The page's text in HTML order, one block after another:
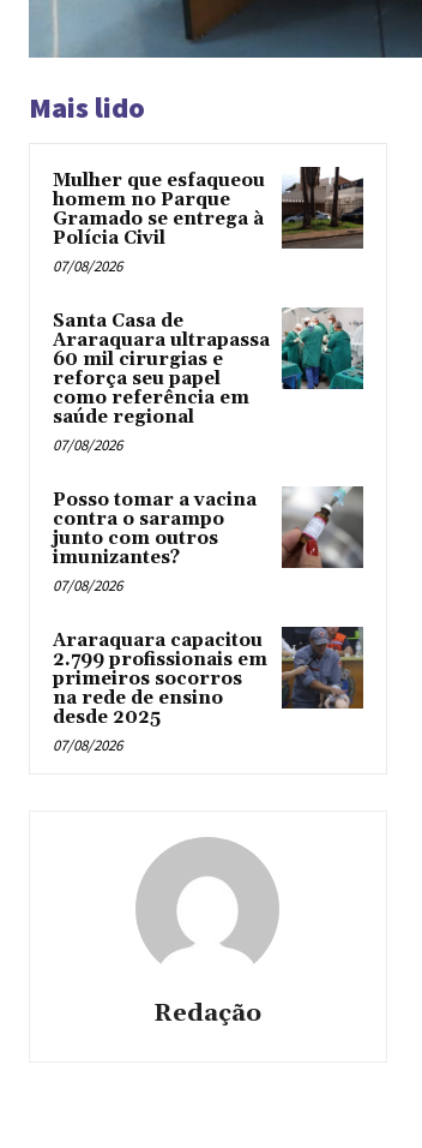
Mais lido
Mulher que esfaqueou
homem no Parque
Gramado se entrega à
Polícia Civil
07/08/2026
Santa Casa de
Araraquara ultrapassa
60 mil cirurgias e
reforça seu papel
como referência em
saúde regional
07/08/2026
Posso tomar a vacina
contra o sarampo
junto com outros
imunizantes?
07/08/2026
Araraquara capacitou
2.799 profissionais em
primeiros socorros
na rede de ensino
desde 2025
07/08/2026
Redação